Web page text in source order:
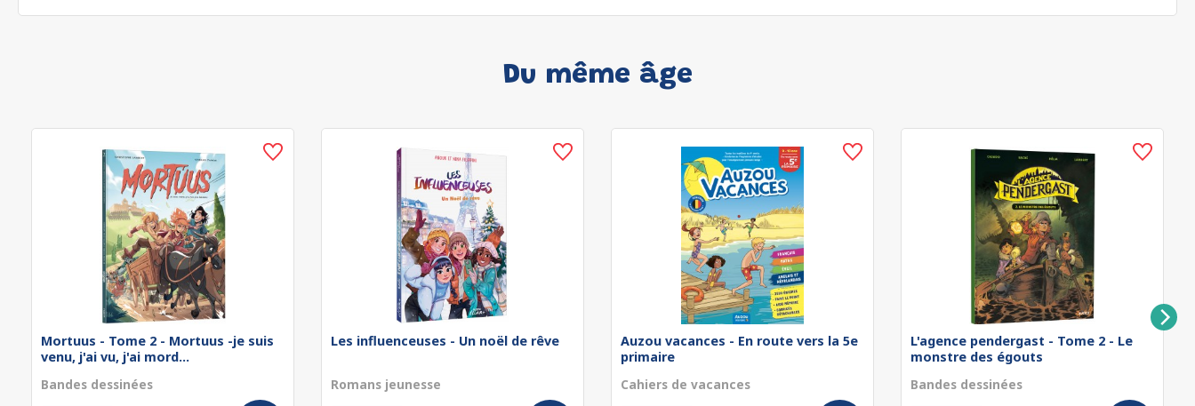
Du même âge
Mortuus - Tome 2 - Mortuus -je suis
venu, j'ai vu, j'ai mord...
Bandes dessinées
Les influenceuses - Un noël de rêve
Romans jeunesse
Auzou vacances - En route vers la 5e
primaire
Cahiers de vacances
L'agence pendergast - Tome 2 - Le
monstre des égouts
Bandes dessinées